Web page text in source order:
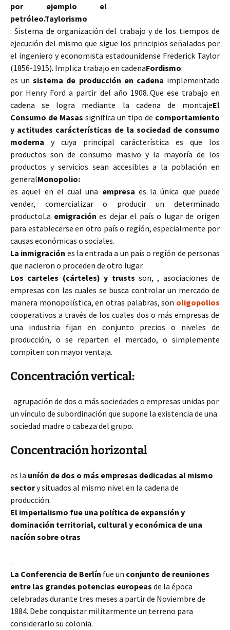
por ejemplo el
petróleo.Taylorismo
:Sistema de organización del trabajo y de los tiempos de
ejecución del mismo que sigue los principios señalados por
el ingeniero y economista estadounidense Frederick Taylor
(1856-1915). Implica trabajo en cadenaFordismo:
es unsistema de producción en cadena implementado
por Henry Ford a partir del año 1908..Que ese trabajo en
cadena se logra mediante la cadena de montajeEl
Consumo de Masas significa un tipo de comportamiento
y actitudes carácterísticas de la sociedad de consumo
moderna y cuya principal carácterística es que los
productos son de consumo masivo y la mayoría de los
productos y servicios sean accesibles a la población en
generalMonopolio:
es aquel en el cual una empresa es la única que puede
vender, comercializar o producir un determinado
productoLa emigración es dejar el país o lugar de origen
para establecerse en otro país o regíón, especialmente por
causas económicas o sociales.
La inmigración es la entrada a un país o regíón de personas
que nacieron o proceden de otro lugar.
Los carteles (cárteles) y trusts son, , asociaciones de
empresas con las cuales se busca controlar un mercado de
manera monopolística, en otras palabras, son oligopolios
cooperativos a través de los cuales dos o más empresas de
una industria fijan en conjunto precios o niveles de
producción, o se reparten el mercado, o simplemente
compiten con mayor ventaja.
Concentración vertical:
agrupación de dos o más sociedades o empresas unidas por
un vínculo de subordinación que supone la existencia de una
sociedad madre o cabeza del grupo.
Concentración horizontal
es la uníón de dos o más empresas dedicadas al mismo
sectory situados al mismo nivel en la cadena de
producción.
El imperialismo fue una política de expansión y
dominación territorial, cultural y económica de una
nacíón sobre otras
.
La Conferencia de Berlín fue un conjunto de reuniones
entre las grandes potencias europeas de la época
celebradas durante tres meses a partir de Noviembre de
1884. Debe conquistar militarmente un terreno para
considerarlo su colonia.